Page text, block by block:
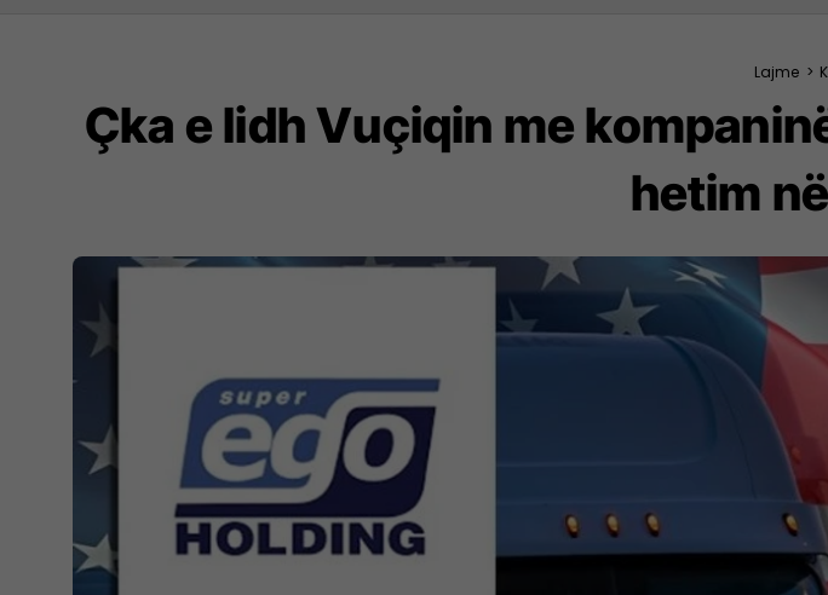
Lajme >
Çka e lidh Vuçiqin me
hetim